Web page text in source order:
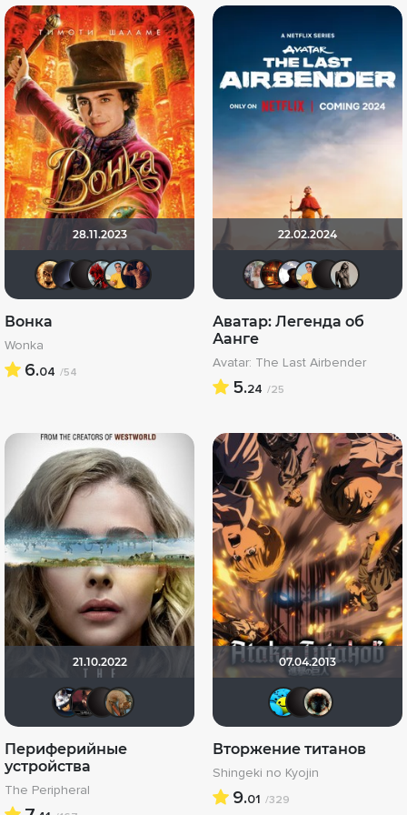
28.11.2023
Leksus81
pavelsmokeБродяга Дхармы
Michael Guy
satturnus
Вонка
Wonka
6.04 /54
22.02.2024
kravchuk-
Макс
Аватар: Легенда об
Аанге
Avatar: The Last Airbender
5.24 /25
21.10.2022
Периферийные
устройства
The Peripheral
07.04.2013
Вторжение титанов
Shingeki no Kyojin
9.01 /329